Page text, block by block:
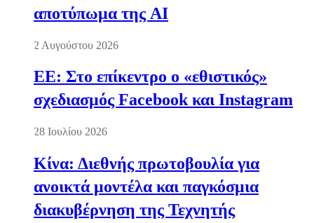
αποτύπωμα της AI
2 Αυγούστου 2026
ΕΕ: Στο επίκεντρο ο «εθιστικός»
σχεδιασμός Facebook και Instagram
28 Ιουλίου 2026
Κίνα: Διεθνής πρωτοβουλία για
ανοικτά μοντέλα και παγκόσμια
διακυβέρνηση της Τεχνητής